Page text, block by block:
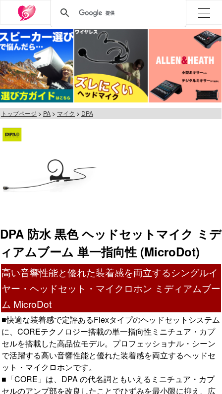
トップページ PA マイク DPA
DPA 防水 黒色 ヘッドセットマイク ミデ
ィアムブーム 単一指向性 (MicroDot)
高い音響性能と優れた装着感を両立するシングルイ
ヤー・ヘッドセット・マイクロホン ミディアムブー
ム MicroDot
■快適な装着感で定評あるFlexタイプのヘッドセットシステム
に、COREテクノロジー搭載の単一指向性ミニチュア・カプ
セルを搭載した高品位モデル。プロフェッショナル・シーン
で活躍する高い音響性能と優れた装着感を両立するヘッドセ
ット・マイクロホンです。
■「CORE」は、DPA の代名詞ともいえるミニチュア・カプ
セルのアンプ部を改良したことでひずみを最小限に抑え、広